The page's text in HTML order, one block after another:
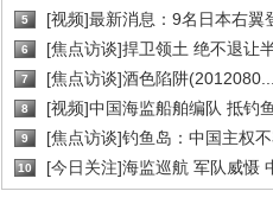
5 [视频]最新消息：9名日本右翼
6 [焦点访谈]捍卫领土 绝不退让半
7 [焦点访谈]酒色陷阱(2012080...
8 [视频]中国海监船舶编队 抵钓鱼
9 [焦点访谈]钓鱼岛：中国主权不
10 [今日关注]海监巡航 军队威慑